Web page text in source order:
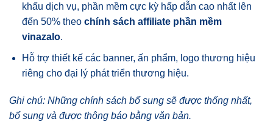
khấu dịch vụ, phần mềm cực kỳ hấp dẫn cao nhất lên
đến 50% theo chính sách affiliate phần mềm
vinazalo.
Hỗ trợ thiết kế các banner, ấn phẩm, logo thương hiệu
riêng cho đại lý phát triển thương hiệu.
Ghi chú: Những chính sách bổ sung sẽ được thống nhất,
bổ sung và được thông báo bằng văn bản.